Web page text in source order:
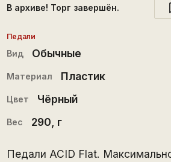
В архиве! Торг завершён.
Педали
Вид Обычные
Материал Пластик
Цвет Чёрный
Вес 290 , г
Педали ACID Flat.